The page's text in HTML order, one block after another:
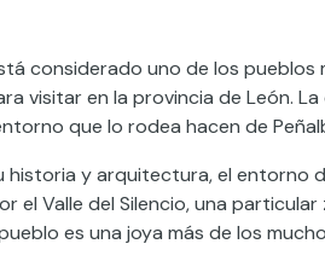
considerado uno de los pueblos
visitar en la provincia de León.
que lo rodea hacen de
historia y arquitectura, el entorno
el Valle del Silencio, una
es una joya más de los